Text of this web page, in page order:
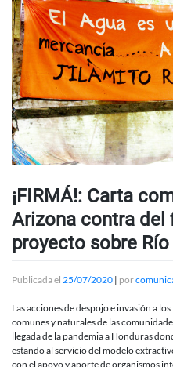
¡FIRMÁ!: Carta
Arizona contra del
proyecto sobre
Publicada el 25/07/2020 | por
Las acciones de despojo e invasión a
comunes y naturales de las
llegada de la pandemia a Honduras
estando al servicio del modelo
con el apoyo y aporte de organismos